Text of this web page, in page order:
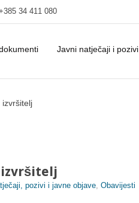
34 411 080
Javni natječaji i pozivi
izvršitelj
izvršitelj
pozivi i javne objave, Obavijesti